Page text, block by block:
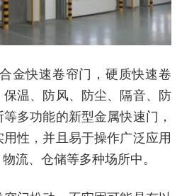
金快速卷帘门，硬质快速卷
温、防风、防尘、隔音、防
多功能的新型金属快速门，
性，并且易于操作广泛应用
流、仓储等多种场所中。